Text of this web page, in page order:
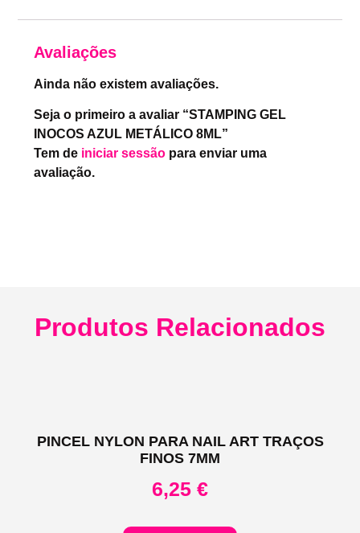
Avaliações
Ainda não existem avaliações.
Seja o primeiro a avaliar “STAMPING GEL
INOCOS AZUL METÁLICO 8ML”
Tem de iniciar sessão para enviar uma
avaliação.
Produtos Relacionados
PINCEL NYLON PARA NAIL ART TRAÇOS
FINOS 7MM
6,25 €